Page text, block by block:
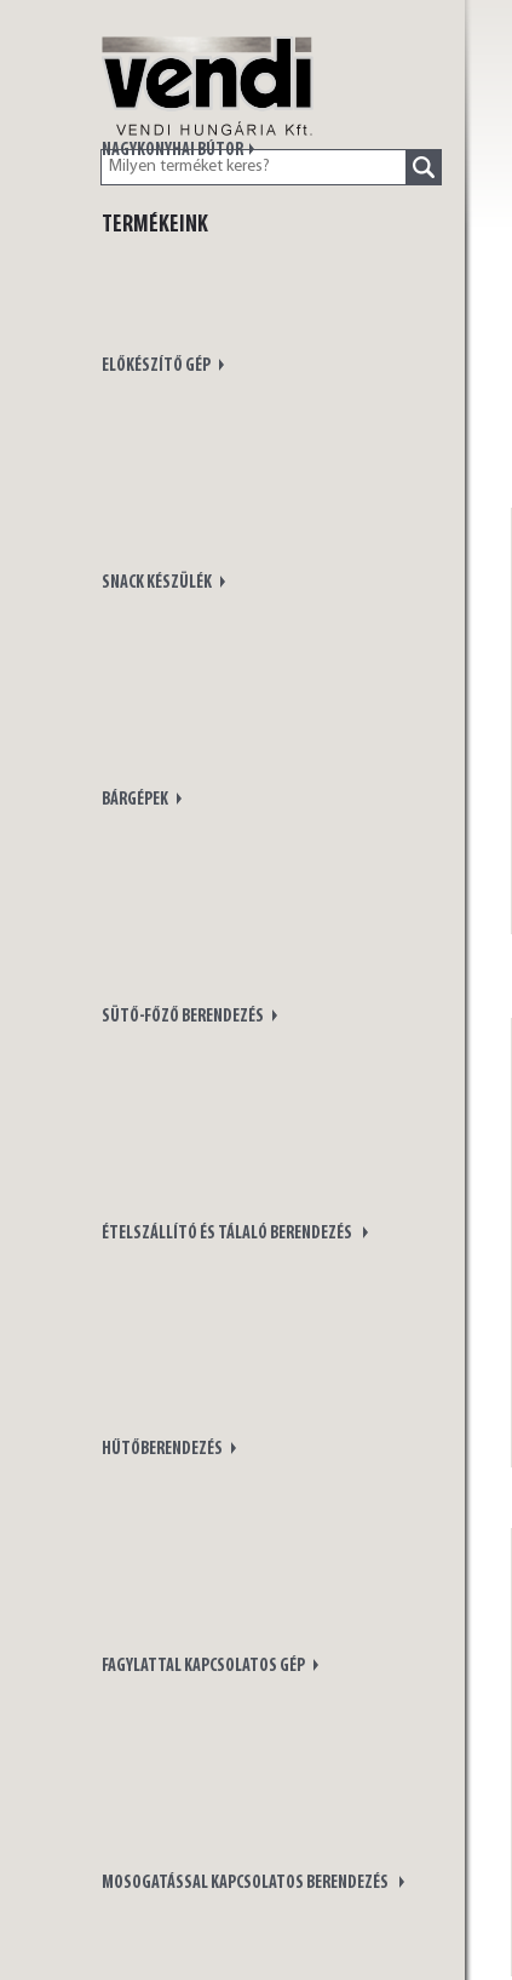
HUNGÁRIA Kft.
TERMÉKEINK
NAGYKONYHAI BÚTOR
ELŐKÉSZÍTŐ GÉP
SNACK KÉSZÜLÉK
BÁRGÉPEK
SÜTŐ-FŐZŐ BERENDEZÉS
ÉTELSZÁLLÍTÓ ÉS TÁLALÓ BERENDEZÉS
HŰTŐBERENDEZÉS
FAGYLATTAL KAPCSOLATOS GÉP
MOSOGATÁSSAL KAPCSOLATOS BERENDEZÉS